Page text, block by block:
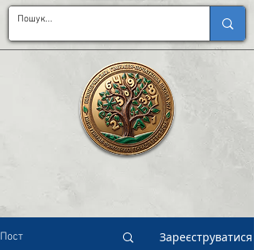
Пост Зареєструватися